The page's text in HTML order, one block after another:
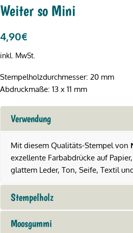
Weiter so Mini
4,90€
inkl. MwSt.
Stempelholzdurchmesser: 20 mm
Abdruckmaße: 13 x 11 mm
Verwendung
Mit diesem Qualitäts-Stempel von
exzellente Farbabdrücke auf
glattem Leder, Ton, Seife, Textil
Stempelholz
Moosgummi